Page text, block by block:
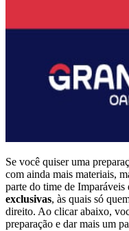
Se você quiser uma
com ainda mais materiais,
parte do time de Imparáveis
exclusivas, às quais só
direito. Ao clicar abaixo,
preparação e dar mais um